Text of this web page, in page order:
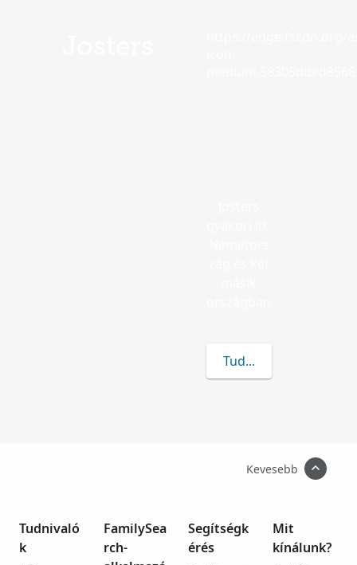
Tudj meg többet a(z)
Kevesebb
Tudnivaló
k
FamilySea
rch-
Segítségk
érés
Mit
kínálunk?